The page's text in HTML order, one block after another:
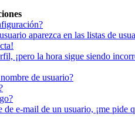
aparezca en las listas de
¡pero la hora sigue siendo
de usuario?
e-mail de un usuario, ¡me pide